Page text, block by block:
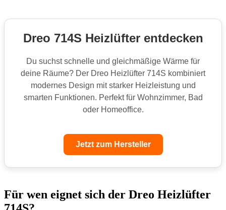
Dreo 714S Heizlüfter entdecken
Du suchst schnelle und gleichmäßige Wärme für
deine Räume? Der Dreo Heizlüfter 714S kombiniert
modernes Design mit starker Heizleistung und
smarten Funktionen. Perfekt für Wohnzimmer, Bad
oder Homeoffice.
Jetzt zum Hersteller
Für wen eignet sich der Dreo Heizlüfter